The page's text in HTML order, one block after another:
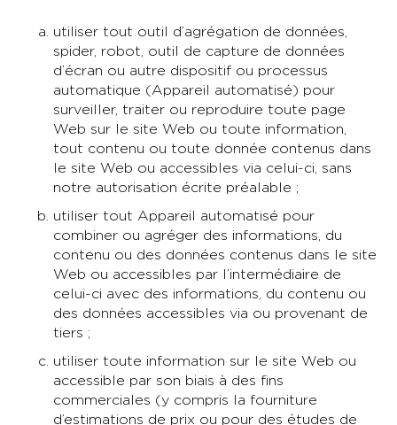
utiliser tout outil d’agrégation de données,
spider, robot, outil de capture de données
d’écran ou autre dispositif ou processus
automatique (Appareil automatisé) pour
surveiller, traiter ou reproduire toute page
Web sur le site Web ou toute information,
tout contenu ou toute donnée contenus dans
le site Web ou accessibles via celui-ci, sans
notre autorisation écrite préalable ;
utiliser tout Appareil automatisé pour
combiner ou agréger des informations, du
contenu ou des données contenus dans le site
Web ou accessibles par l’intermédiaire de
celui-ci avec des informations, du contenu ou
des données accessibles via ou provenant de
tiers ;
utiliser toute information sur le site Web ou
accessible par son biais à des fins
commerciales (y compris la fourniture
d’estimations de prix ou pour des études de